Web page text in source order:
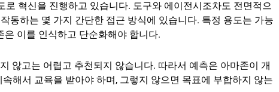
혁신을 진행하고 있습니다. 도구와 에이전시조차도 전면적으
동하는 몇 가지 간단한 접근 방식에 있습니다. 특정 용도는 가능
이를 인식하고 단순화해야 합니다.
않고는 어렵고 추천되지 않습니다. 따라서 예측은 아마존이 개
해서 교육을 받아야 하며, 그렇지 않으면 목표에 부합하지 않는